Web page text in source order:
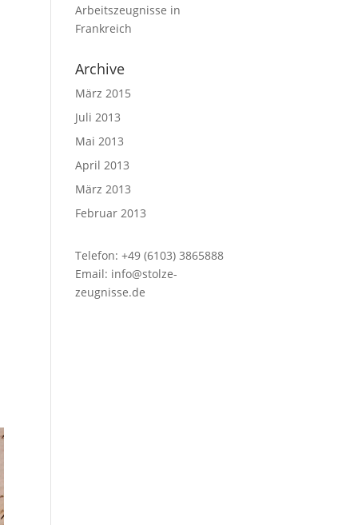
Arbeitszeugnisse in
Frankreich
Archive
März 2015
Juli 2013
Mai 2013
April 2013
März 2013
Februar 2013
Telefon: +49 (6103) 3865888
Email: info@stolze-
zeugnisse.de